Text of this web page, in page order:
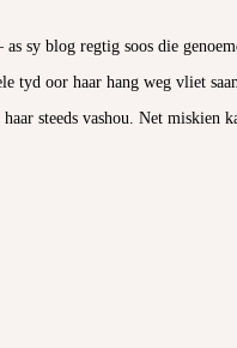
sy blog regtig soos die
tyd oor haar hang weg vliet
steeds vashou. Net miskien